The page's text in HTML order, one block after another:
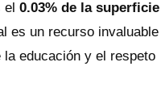
el 0.03% de la superficie
es un recurso invaluable
la educación y el respeto